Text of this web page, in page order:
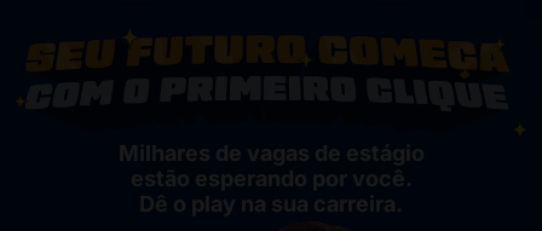
Milhares de vagas de estágio
estão esperando por você.
Dê o play na sua carreira.